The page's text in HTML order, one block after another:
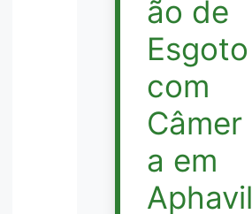
ão de
Esgoto
com
Câmer
a em
Aphavil